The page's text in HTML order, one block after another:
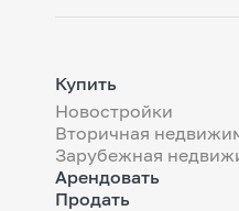
Купить
Новостройки
Вторичная
Зарубежная
Арендовать
Продать